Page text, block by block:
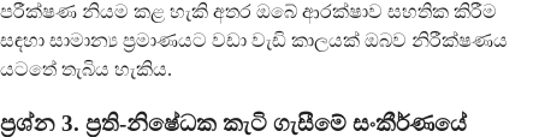
පරීක්ෂණ නියම කළ හැකි අතර ඔබේ ආරක්ෂාව සහතික කිරීම
සඳහා සාමාන්‍ය ප්‍රමාණයට වඩා වැඩි කාලයක් ඔබව නිරීක්ෂණය
යටතේ තැබිය හැකිය.
ප්‍රශ්න 3. ප්‍රති-නිෂේධක කැටි ගැසීමේ සංකීර්ණයේ